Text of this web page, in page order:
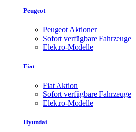
Peugeot
Peugeot Aktionen
Sofort verfügbare Fahrzeuge
Elektro-Modelle
Fiat
Fiat Aktion
Sofort verfügbare Fahrzeuge
Elektro-Modelle
Hyundai